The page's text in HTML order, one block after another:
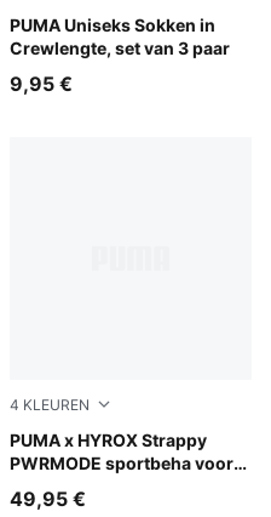
PUMA Uniseks Sokken in
Crewlengte, set van 3 paar
white
9,95 €
4 KLEUREN
PUMA x HYROX Strappy
PWRMODE sportbeha voor
Herb Garden
49,95 €